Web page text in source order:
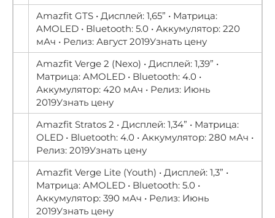
Amazfit GTS • Дисплей: 1,65” • Матрица:
AMOLED • Bluetooth: 5.0 • Аккумулятор: 220
мАч • Релиз: Август 2019Узнать цену
Amazfit Verge 2 (Nexo) • Дисплей: 1,39” •
Матрица: AMOLED • Bluetooth: 4.0 •
Аккумулятор: 420 мАч • Релиз: Июнь
2019Узнать цену
Amazfit Stratos 2 • Дисплей: 1,34” • Матрица:
OLED • Bluetooth: 4.0 • Аккумулятор: 280 мАч •
Релиз: 2019Узнать цену
Amazfit Verge Lite (Youth) • Дисплей: 1,3” •
Матрица: AMOLED • Bluetooth: 5.0 •
Аккумулятор: 390 мАч • Релиз: Июнь
2019Узнать цену